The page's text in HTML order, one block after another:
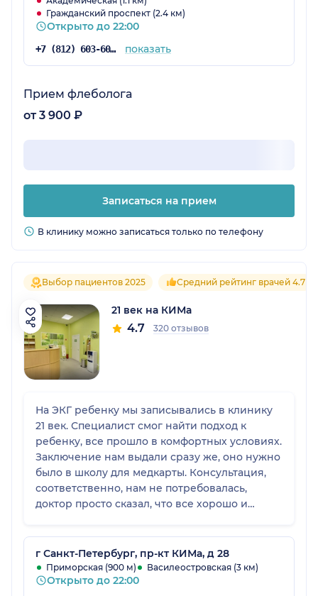
Гражданский проспект (2.4 км)
Открыто до 22:00
+7 (812) 603-60-42 показать
Прием флеболога
от 3 900 ₽
Записаться на прием
В клинику можно записаться только по телефону
Выбор пациентов 2025 Средний рейтинг врачей 4.7
21 век на КИМа
4.7 320 отзывов
На ЭКГ ребенку мы записывались в клинику
21 век. Специалист смог найти подход к
ребенку, все прошло в комфортных условиях.
Заключение нам выдали сразу же, оно нужно
было в школу для медкарты. Консультация,
соответственно, нам не потребовалась,
доктор просто сказал, что все хорошо и
быстро, администраторы в клинике были
приветливые. В этом медицинском центре
мы были первый раз, и все удачно.
г Санкт-Петербург, пр-кт КИМа, д 28
Приморская (900 м) Василеостровская (3 км)
Открыто до 22:00